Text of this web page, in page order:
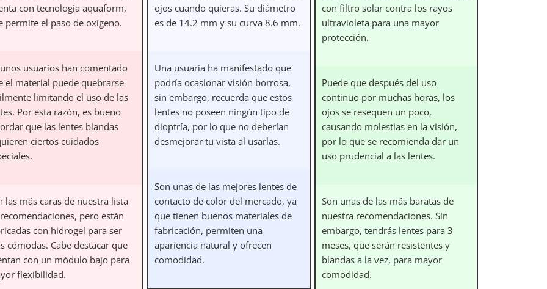
con tecnología aquaform,
permite el paso de oxígeno.
usuarios han comentado
el material puede quebrarse
limitando el uso de las
Por esta razón, es bueno
que las lentes blandas
ciertos cuidados
las más caras de nuestra lista
pero están
con hidrogel para ser
cómodas. Cabe destacar que
con un módulo bajo para
flexibilidad.
ojos cuando quieras. Su diámetro
es de 14.2 mm y su curva 8.6 mm.
Una usuaria ha manifestado que
podría ocasionar visión borrosa,
sin embargo, recuerda que estos
lentes no poseen ningún tipo de
dioptría, por lo que no deberían
desmejorar tu vista al usarlas.
Son unas de las mejores lentes de
contacto de color del mercado, ya
que tienen buenos materiales de
fabricación, permiten una
apariencia natural y ofrecen
comodidad.
con filtro solar contra los rayos
ultravioleta para una mayor
protección.
Puede que después del uso
continuo por muchas horas, los
ojos se resequen un poco,
causando molestias en la visión,
por lo que se recomienda dar un
uso prudencial a las lentes.
Son unas de las más baratas de
nuestra recomendaciones. Sin
embargo, tendrás lentes para 3
meses, que serán resistentes y
blandas a la vez, para mayor
comodidad.